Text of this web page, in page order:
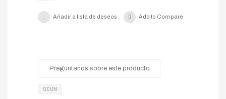
Añadir a lista de deseos Add to Compare
Pregúntanos sobre este producto
OCUN